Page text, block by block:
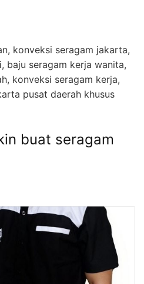
konveksi seragam jakarta,
baju seragam kerja wanita,
konveksi seragam kerja,
pusat daerah khusus
buat seragam